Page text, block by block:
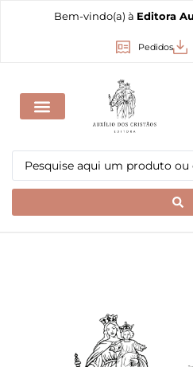
Bem-vindo(a) à Editora
Pedidos